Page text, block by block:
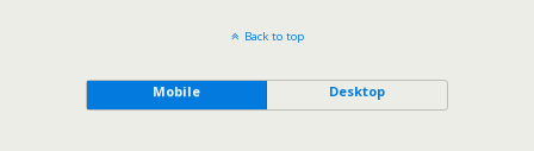
Back to top
Mobile Desktop